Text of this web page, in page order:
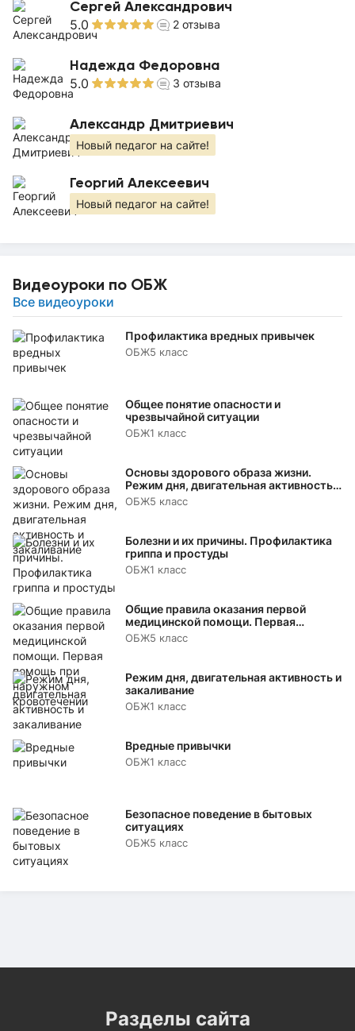
Сергей Александрович
5.0 2 отзыва
Надежда Федоровна
5.0 3 отзыва
Александр Дмитриевич
Новый педагог на сайте!
Георгий Алексеевич
Новый педагог на сайте!
Видеоуроки по ОБЖ
Все видеоуроки
Профилактика вредных привычек
ОБЖ5 класс
Общее понятие опасности и
чрезвычайной ситуации
ОБЖ1 класс
Основы здорового образа жизни.
Режим дня, двигательная активность и
закаливание
ОБЖ5 класс
Болезни и их причины. Профилактика
гриппа и простуды
ОБЖ1 класс
Общие правила оказания первой
медицинской помощи. Первая
помощь при наружном кровотечении
ОБЖ5 класс
Режим дня, двигательная активность и
закаливание
ОБЖ1 класс
Вредные привычки
ОБЖ1 класс
Безопасное поведение в бытовых
ситуациях
ОБЖ5 класс
Разделы сайта